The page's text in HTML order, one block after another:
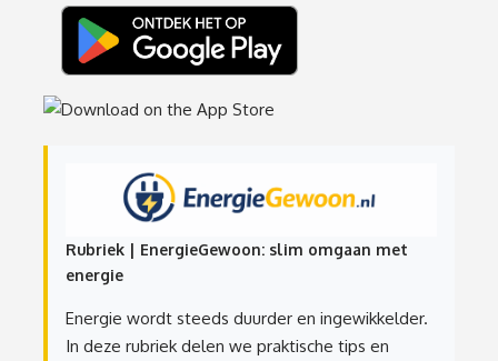
Rubriek | EnergieGewoon: slim omgaan met
energie
Energie wordt steeds duurder en ingewikkelder.
In deze rubriek delen we praktische tips en